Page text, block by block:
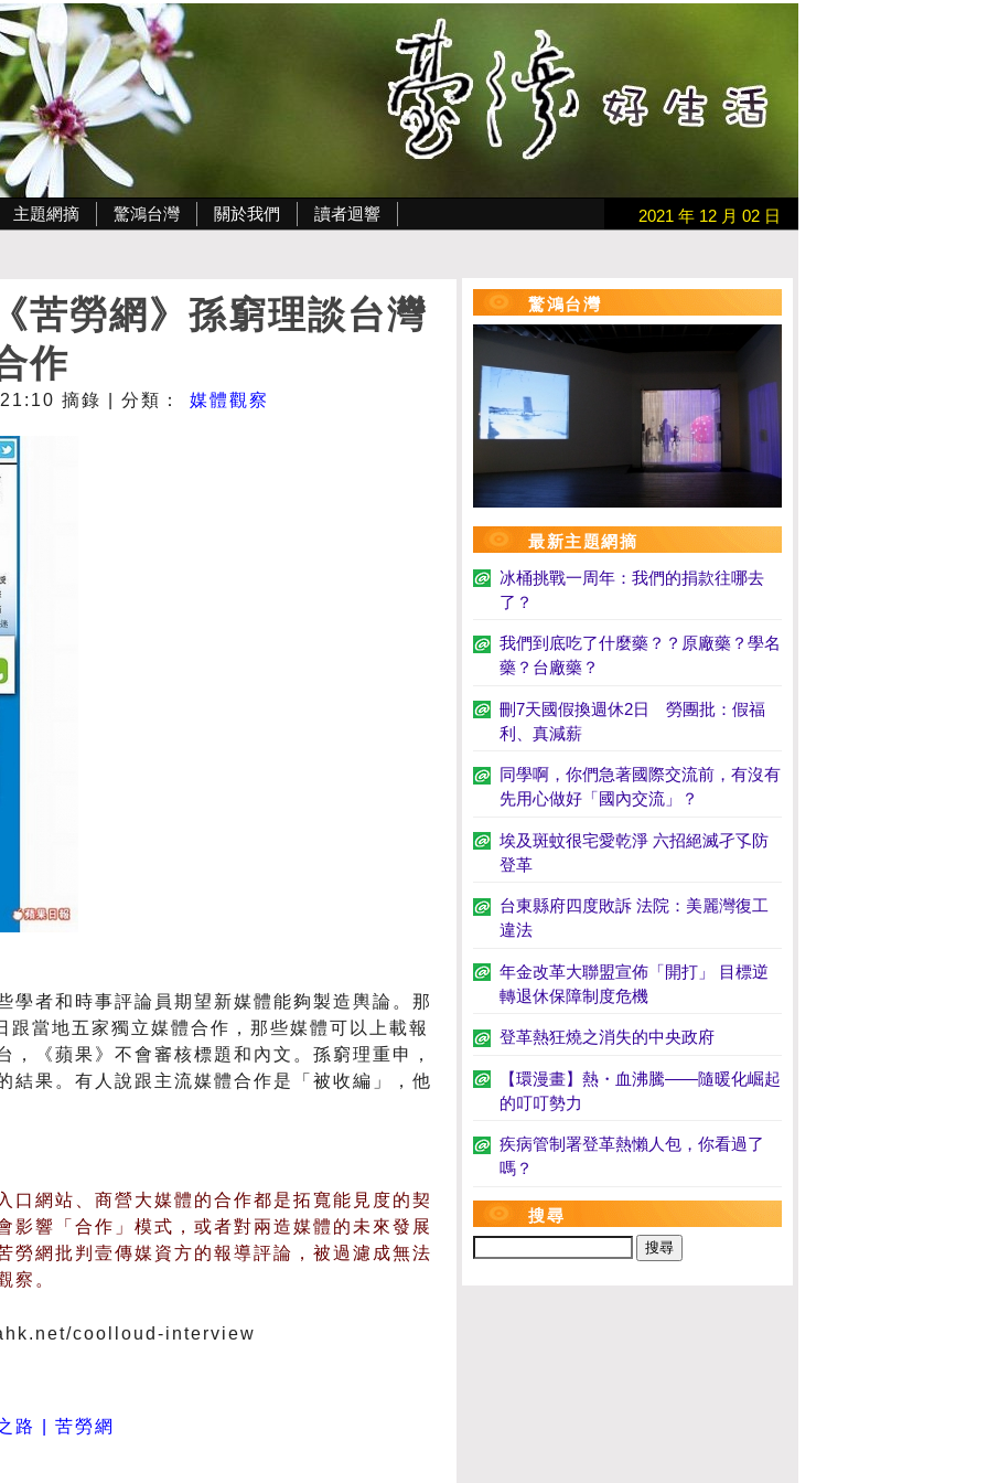
主題網摘 驚鴻台灣 關於我們 讀者迴響 2021 年 12 月 02 日
苦勞網》孫窮理談台灣
作
摘錄 | 分類： 媒體觀察
學者和時事評論員期望新媒體能夠製造輿論。那
當地五家獨立媒體合作，那些媒體可以上載報
，《蘋果》不會審核標題和內文。孫窮理重申，
結果。有人說跟主流媒體合作是「被收編」，他
口網站、商營大媒體的合作都是拓寬能見度的契
影響「合作」模式，或者對兩造媒體的未來發展
勞網批判壹傳媒資方的報導評論，被過濾成無法
察。
coolloud-interview
路 | 苦勞網
驚鴻台灣
最新主題網摘
冰桶挑戰一周年：我們的捐款往哪去
了？
我們到底吃了什麼藥？？原廠藥？學名
藥？台廠藥？
刪7天國假換週休2日 勞團批：假福
利、真減薪
同學啊，你們急著國際交流前，有沒有
先用心做好「國內交流」？
埃及斑蚊很宅愛乾淨 六招絕滅孑孓防
登革
台東縣府四度敗訴 法院：美麗灣復工
違法
年金改革大聯盟宣佈「開打」 目標逆
轉退休保障制度危機
登革熱狂燒之消失的中央政府
【環漫畫】熱・血沸騰——隨暖化崛起
的叮叮勢力
疾病管制署登革熱懶人包，你看過了
嗎？
搜尋